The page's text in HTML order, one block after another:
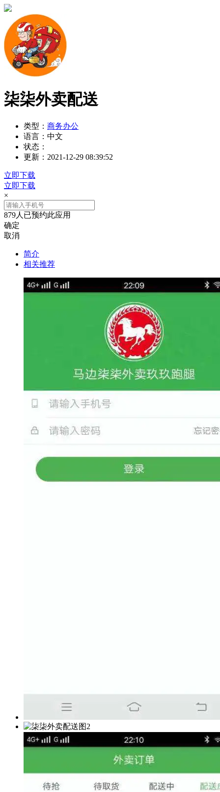
柒柒外卖配送
类型： 商务办公
语言： 中文
状态：
更新： 2021-12-29 08:39:52
立即下载
立即下载
×
879人已预约此应用
确定
取消
简介
相关推荐